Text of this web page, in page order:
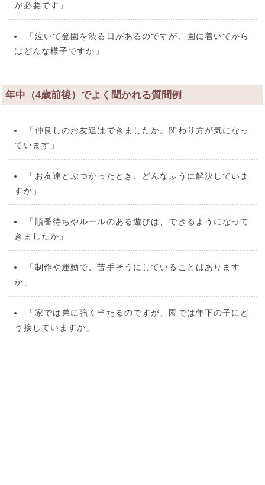
が必要です」
「泣いて登園を渋る日があるのですが、園に着いてから
はどんな様子ですか」
年中（4歳前後）でよく聞かれる質問例
「仲良しのお友達はできましたか。関わり方が気になっ
ています」
「お友達とぶつかったとき、どんなふうに解決していま
すか」
「順番待ちやルールのある遊びは、できるようになって
きましたか」
「制作や運動で、苦手そうにしていることはあります
か」
「家では弟に強く当たるのですが、園では年下の子にど
う接していますか」